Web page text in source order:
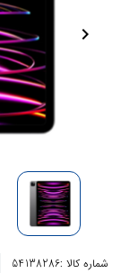
chevron_right
شماره کالا :54138286